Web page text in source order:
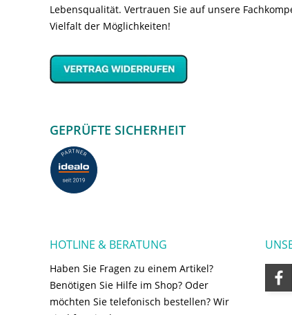
Lebensqualität. Vertrauen Sie auf unsere
Vielfalt der Möglichkeiten!
GEPRÜFTE SICHERHEIT
HOTLINE & BERATUNG
Haben Sie Fragen zu einem Artikel?
Benötigen Sie Hilfe im Shop? Oder
möchten Sie telefonisch bestellen? Wir